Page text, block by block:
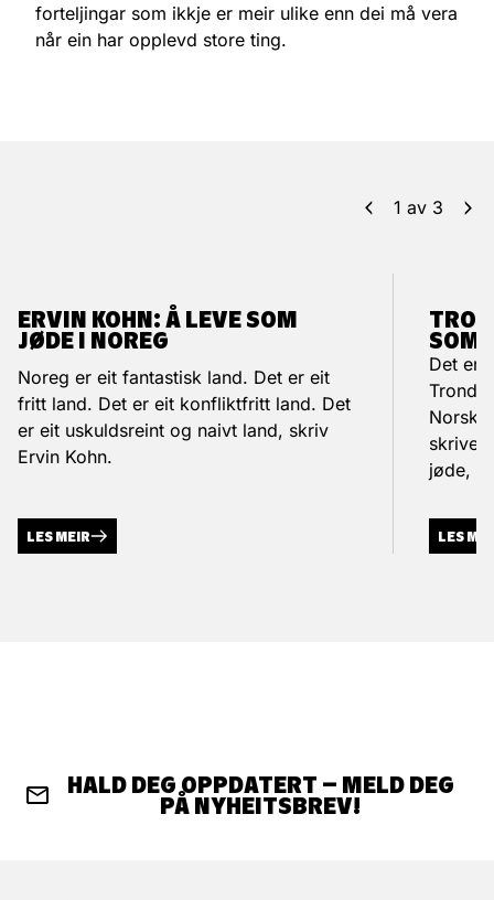
forteljingar som ikkje er meir ulike enn dei må vera
når ein har opplevd store ting.
1 av 3
ERVIN KOHN: Å LEVE SOM
JØDE I NOREG
Noreg er eit fantastisk land. Det er eit
fritt land. Det er eit konfliktfritt land. Det
er eit uskuldsreint og naivt land, skriv
Ervin Kohn.
LES MEIR
SOM
Det er
Trond
Norske
skrive
jøde,
LES
HALD DEG OPPDATERT – MELD DEG
PÅ NYHEITSBREV!